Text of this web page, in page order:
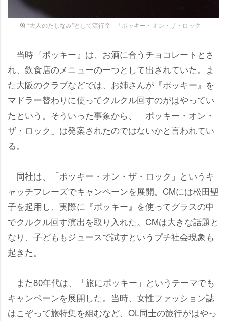
“大人のたしなみ”として流行!? 「ポッキー・オン・ザ・ロック」
当時『ポッキー』は、お酒に合うチョコレートとさ
れ、飲食店のメニューの一つとして出されていた。ま
た大阪のクラブなどでは、お姉さんが『ポッキー』を
マドラー替わりに使ってクルクル回すのがはやってい
たという。そういった事象から、「ポッキー・オン・
ザ・ロック」は発案されたのではないかと言われてい
る。
同社は、「ポッキー・オン・ザ・ロック」というキ
ャッチフレーズでキャンペーンを展開。CMには松田聖
子を起用し、実際に『ポッキー』を使ってグラスの中
でクルクル回す演出を取り入れた。CMは大きな話題と
なり、子どももジュースで試すというプチ社会現象も
起きた。
また80年代は、「旅にポッキー」というテーマでも
キャンペーンを展開した。当時、女性ファッション誌
はこぞって旅特集を組むなど、OL同士の旅行がはやっ